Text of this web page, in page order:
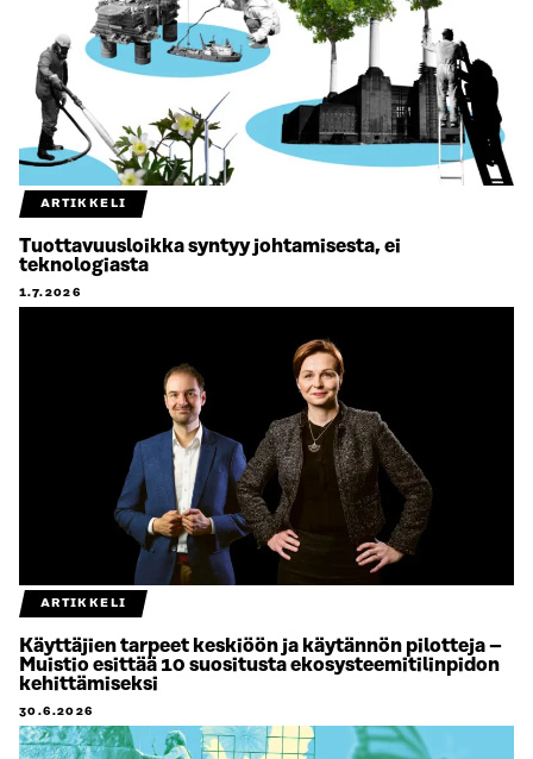
ARTIKKELI
Tuottavuusloikka syntyy johtamisesta, ei
teknologiasta
1.7.2026
ARTIKKELI
Käyttäjien tarpeet keskiöön ja käytännön pilotteja –
Muistio esittää 10 suositusta ekosysteemitilinpidon
kehittämiseksi
30.6.2026